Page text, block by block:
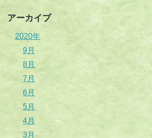
アーカイブ
2020年
9月
8月
7月
6月
5月
4月
3月